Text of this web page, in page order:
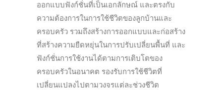
ออกแบบฟังก์ชั่นที่เป็นเอกลักษณ์ และตรงกับ
ความต้องการในการใช้ชีวิตของลูกบ้านและ
ครอบครัว รวมถึงสร้างการออกแบบและก่อสร้าง
ที่สร้างความยืดหยุ่นในการปรับเปลี่ยนพื้นที่ และ
ฟังก์ชั่นการใช้งานได้ตามการเติบโตของ
ครอบครัวในอนาคต รองรับการใช้ชีวิตที่
เปลี่ยนแปลงไปตามวงจรแต่ละช่วงชีวิต